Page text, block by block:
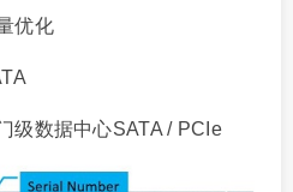
优化
级数据中心SATA / PCIe